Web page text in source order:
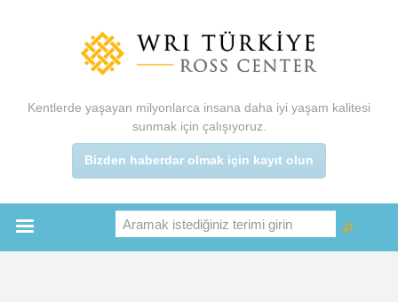
Kentlerde yaşayan milyonlarca insana daha iyi yaşam kalitesi
sunmak için çalışıyoruz.
Bizden haberdar olmak için kayıt olun
Ara
Ara